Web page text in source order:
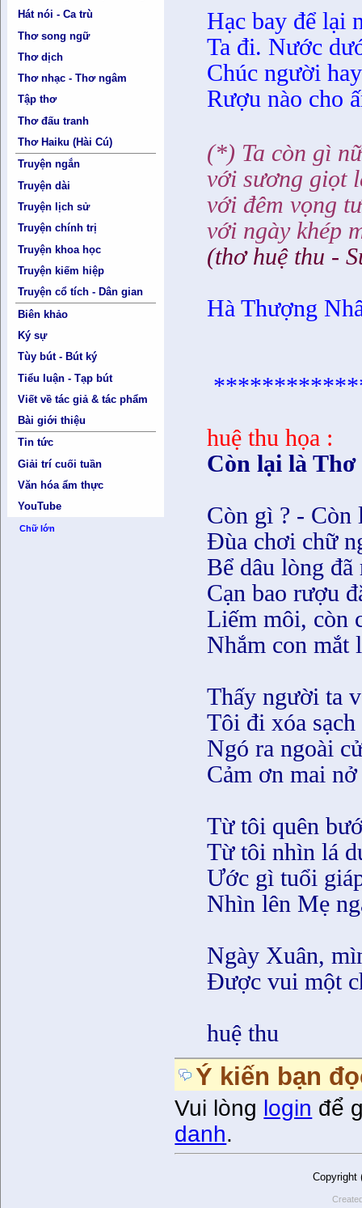
Hát nói - Ca trù
Thơ song ngữ
Thơ dịch
Thơ nhạc - Thơ ngâm
Tập thơ
Thơ đấu tranh
Thơ Haiku (Hài Cú)
Truyện ngắn
Truyện dài
Truyện lịch sử
Truyện chính trị
Truyện khoa học
Truyện kiếm hiệp
Truyện cổ tích - Dân gian
Biên khảo
Ký sự
Tùy bút - Bút ký
Tiểu luận - Tạp bút
Viết về tác giả & tác phẩm
Bài giới thiệu
Tin tức
Giải trí cuối tuần
Văn hóa ẩm thực
YouTube
Chữ lớn
Hạc bay để lại
Ta đi. Nước
Chúc người
Rượu nào cho
(*) Ta còn gì
với sương giọt
với đêm vọng
với ngày khép
(thơ huệ thu -
Hà Thượng
huệ thu họa :
Còn lại là Thơ
Còn gì ? - Còn
Ðùa chơi chữ
Bể dâu lòng
Cạn bao rượu
Liếm môi, còn
Nhắm con mắt
Thấy người ta
Tôi đi xóa
Ngó ra ngoài
Cảm ơn mai
Từ tôi quên
Từ tôi nhìn lá
Ước gì tuổi
Nhìn lên Mẹ
Ngày Xuân,
Ðược vui một
huệ thu
Ý kiến bạn
Vui lòng login để
danh.
Copyright